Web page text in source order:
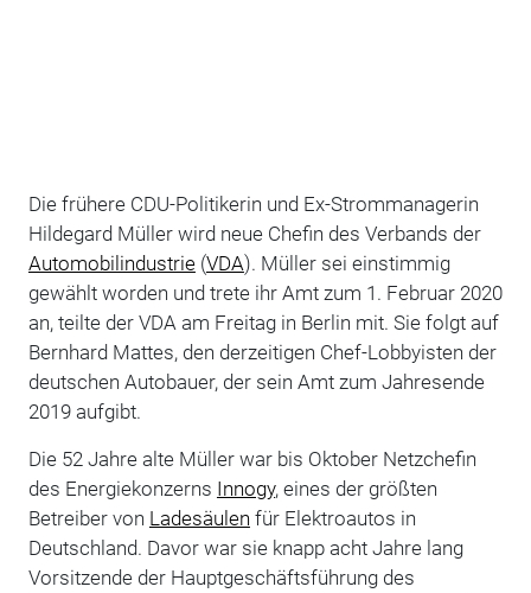
Die frühere CDU-Politikerin und Ex-Strommanagerin
Hildegard Müller wird neue Chefin des Verbands der
Automobilindustrie(VDA). Müller sei einstimmig
gewählt worden und trete ihr Amt zum 1. Februar 2020
an, teilte der VDA am Freitag in Berlin mit. Sie folgt auf
Bernhard Mattes, den derzeitigen Chef-Lobbyisten der
deutschen Autobauer, der sein Amt zum Jahresende
2019 aufgibt.
Die 52 Jahre alte Müller war bis Oktober Netzchefin
des Energiekonzerns Innogy, eines der größten
Betreiber von Ladesäulen für Elektroautos in
Deutschland. Davor war sie knapp acht Jahre lang
Vorsitzende der Hauptgeschäftsführung des